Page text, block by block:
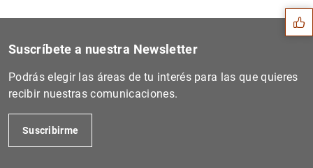
Suscríbete a nuestra Newsletter
Podrás elegir las áreas de tu interés para las que quieres
recibir nuestras comunicaciones.
Suscribirme